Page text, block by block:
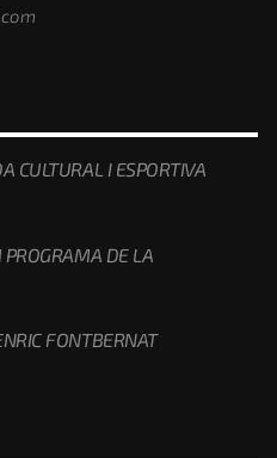
CULTURAL I ESPORTIVA
DE LA
FONTBERNAT